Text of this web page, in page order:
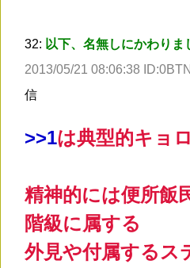
32: 以下、名無しにかわり
2013/05/21 08:06:38
信
>>1は典型的キョ
精神的には便所飯
階級に属する
外見や付属するス